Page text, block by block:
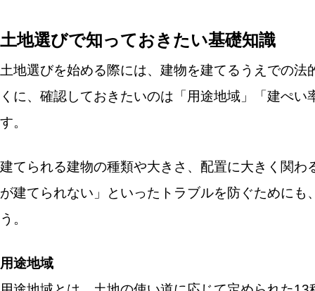
土地選びで知っておきたい基礎知識
土地選びを始める際には、建物を建てるうえでの
くに、確認しておきたいのは「用途地域」「建ぺ
す。
建てられる建物の種類や大きさ、配置に大きく関
が建てられない」といったトラブルを防ぐために
う。
用途地域